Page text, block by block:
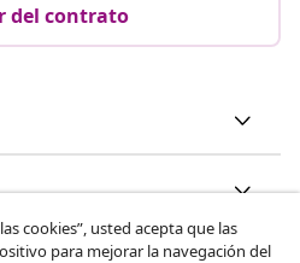
del contrato
cookies”, usted acepta que las
para mejorar la navegación del